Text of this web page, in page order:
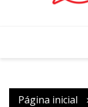
Página inicial